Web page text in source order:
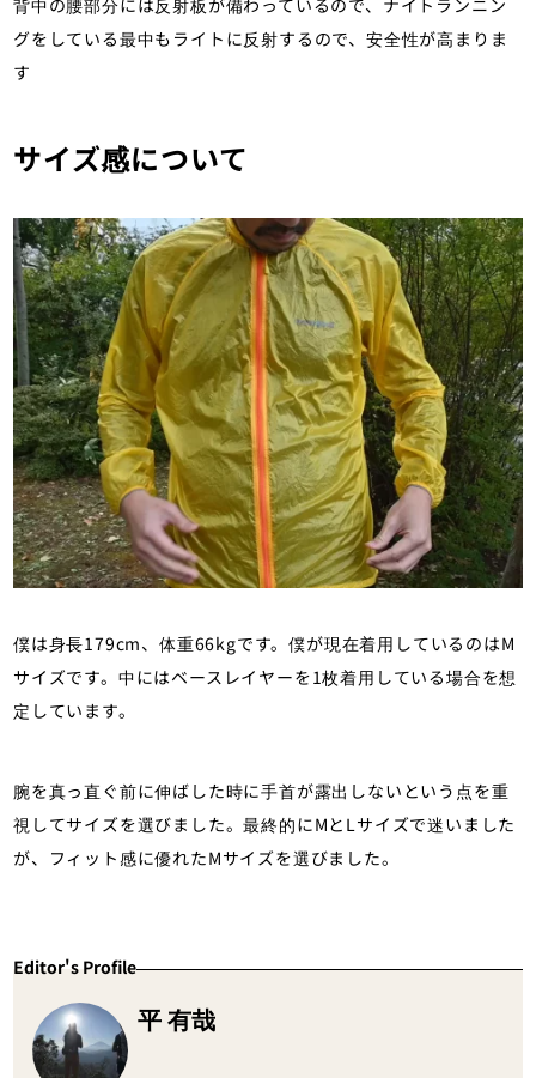
グをしている最中もライトに反射するので、安全性が高まりま
す
サイズ感について
僕は身長179cm、体重66kgです。僕が現在着用しているのはM
サイズです。中にはベースレイヤーを1枚着用している場合を想
定しています。
腕を真っ直ぐ前に伸ばした時に手首が露出しないという点を重
視してサイズを選びました。最終的にMとLサイズで迷いました
が、フィット感に優れたMサイズを選びました。
Editor's Profile
平 有哉